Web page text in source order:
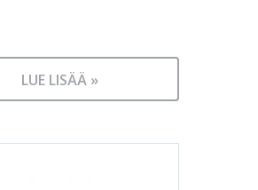
LUE LISÄÄ »